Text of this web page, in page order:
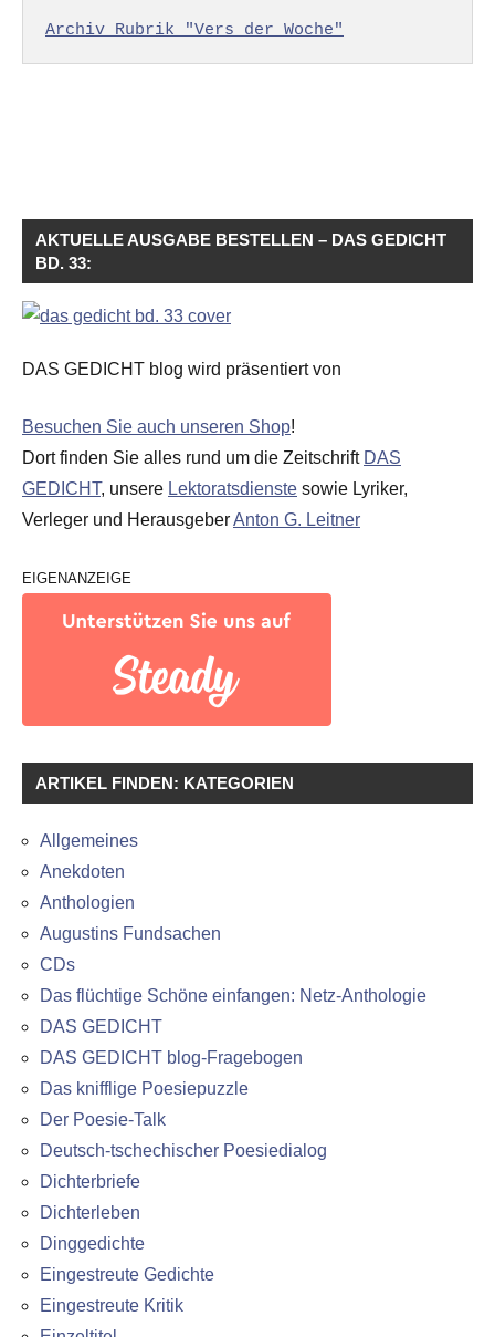
Archiv Rubrik "Vers der Woche"
AKTUELLE AUSGABE BESTELLEN – DAS GEDICHT
BD. 33:
DAS GEDICHT blog wird präsentiert von
Besuchen Sie auch unseren Shop!
Dort finden Sie alles rund um die Zeitschrift DAS
GEDICHT, unsere Lektoratsdienste sowie Lyriker,
Verleger und HerausgeberAnton G. Leitner
EIGENANZEIGE
ARTIKEL FINDEN: KATEGORIEN
Allgemeines
Anekdoten
Anthologien
Augustins Fundsachen
CDs
Das flüchtige Schöne einfangen: Netz-Anthologie
DAS GEDICHT
DAS GEDICHT blog-Fragebogen
Das knifflige Poesiepuzzle
Der Poesie-Talk
Deutsch-tschechischer Poesiedialog
Dichterbriefe
Dichterleben
Dinggedichte
Eingestreute Gedichte
Eingestreute Kritik